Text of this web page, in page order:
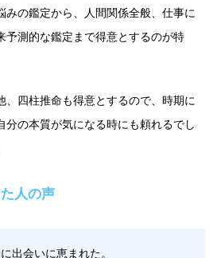
みの鑑定から、人間関係全般、仕事に
予測的な鑑定まで得意とするのが特
、四柱推命も得意とするので、時期に
分の本質が気になる時にも頼れるでし
人の声
出会いに恵まれた。